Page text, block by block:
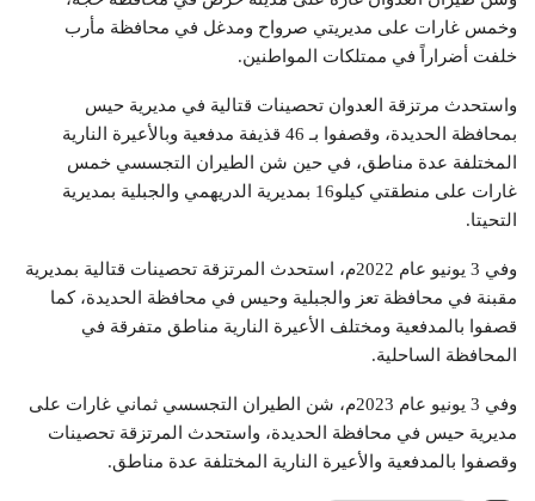
وخمس غارات على مديريتي صرواح ومدغل في محافظة مأرب
خلفت أضراراً في ممتلكات المواطنين.
واستحدث مرتزقة العدوان تحصينات قتالية في مديرية حيس
بمحافظة الحديدة، وقصفوا بـ 46 قذيفة مدفعية وبالأعيرة النارية
المختلفة عدة مناطق، في حين شن الطيران التجسسي خمس
غارات على منطقتي كيلو16 بمديرية الدريهمي والجبلية بمديرية
التحيتا.
وفي 3 يونيو عام 2022م، استحدث المرتزقة تحصينات قتالية بمديرية
مقبنة في محافظة تعز والجبلية وحيس في محافظة الحديدة، كما
قصفوا بالمدفعية ومختلف الأعيرة النارية مناطق متفرقة في
المحافظة الساحلية.
وفي 3 يونيو عام 2023م، شن الطيران التجسسي ثماني غارات على
مديرية حيس في محافظة الحديدة، واستحدث المرتزقة تحصينات
وقصفوا بالمدفعية والأعيرة النارية المختلفة عدة مناطق.